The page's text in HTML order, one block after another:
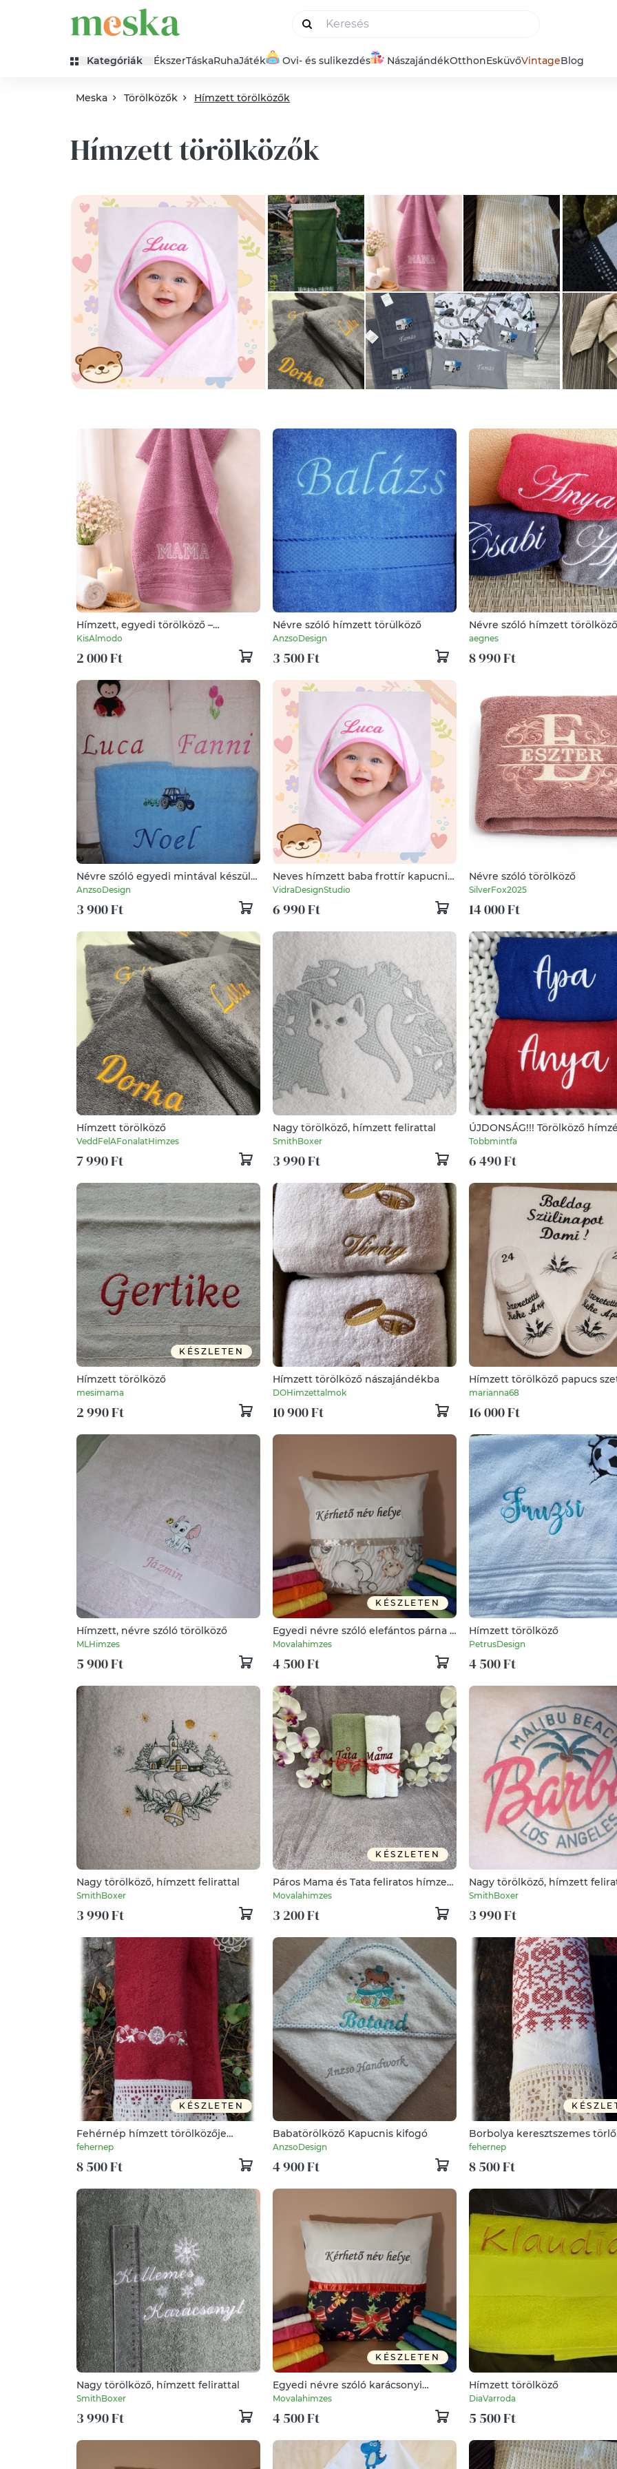
Kategóriák ÉkszerTáskaRuhaJáték Ovi- és sulikezdés NászajándékOtthonEsküvőVintageBlog
Meska Törölközők Hímzett törölközők
Hímzett törölközők
Hímzett, egyedi törölköző –
szeretettel készítve
KisAlmodo
2 000 Ft
Névre szóló hímzett törülköző
AnzsoDesign
3 500 Ft
Névre szóló hímzett törölköző
aegnes
8 990 Ft
Névre szóló egyedi mintával készülő
hímzett törülköző
AnzsoDesign
3 900 Ft
Neves hímzett baba frottír kapucnis
törölköző – személyre szabható baba
kifogó, egyedi neves ajándék
VidraDesignStudio
6 990 Ft
Névre szóló törölköző
SilverFox2025
14 000 Ft
Hímzett törölköző
VeddFelAFonalatHimzes
7 990 Ft
Nagy törölköző, hímzett felirattal
SmithBoxer
3 990 Ft
ÚJDONSÁG!!! Törölköző
Tobbmintfa
6 490 Ft
KÉSZLETEN
Hímzett törölköző
mesimama
2 990 Ft
Hímzett törölköző nászajándékba
DOHimzettalmok
10 900 Ft
Hímzett törölköző papucs
egyedi elképzelés alapján
marianna68
16 000 Ft
Hímzett, névre szóló törölköző
MLHimzes
5 900 Ft
KÉSZLETEN
Egyedi névre szóló elefántos párna +
törölköző
Movalahimzes
4 500 Ft
Hímzett törölköző
PetrusDesign
4 500 Ft
Nagy törölköző, hímzett felirattal
SmithBoxer
3 990 Ft
KÉSZLETEN
Páros Mama és Tata feliratos hímzett
törölköző
Movalahimzes
3 200 Ft
Nagy törölköző, hímzett
SmithBoxer
3 990 Ft
KÉSZLETEN
Fehérnép hímzett törölközője
50x100 vörös-rábaközi
fehernep
8 500 Ft
Babatörölköző Kapucnis kifogó
AnzsoDesign
4 900 Ft
Borbolya keresztszemes
(bordó)
fehernep
8 500 Ft
Nagy törölköző, hímzett felirattal
SmithBoxer
3 990 Ft
KÉSZLETEN
Egyedi névre szóló karácsonyi
cukros párna + törölköző
Movalahimzes
4 500 Ft
Hímzett törölköző
DiaVarroda
5 500 Ft